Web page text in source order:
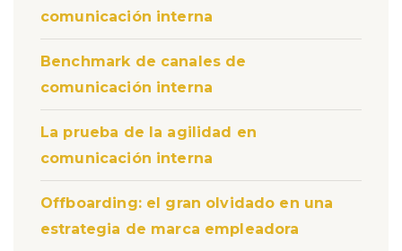
comunicación interna
Benchmark de canales de
comunicación interna
La prueba de la agilidad en
comunicación interna
Offboarding: el gran olvidado en una
estrategia de marca empleadora